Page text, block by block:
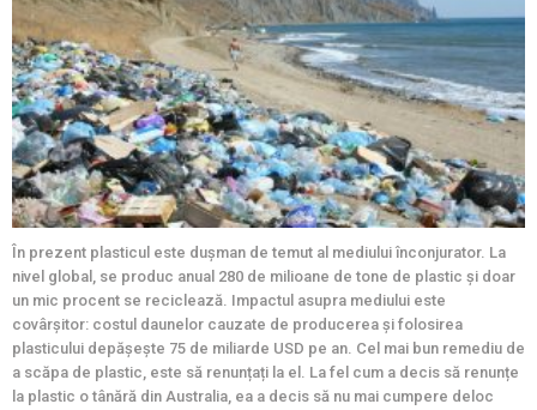
În prezent plasticul este dușman de temut al mediului înconjurator. La
nivel global, se produc anual 280 de milioane de tone de plastic și doar
un mic procent se reciclează. Impactul asupra mediului este
covârșitor: costul daunelor cauzate de producerea și folosirea
plasticului depășește 75 de miliarde USD pe an. Cel mai bun remediu de
a scăpa de plastic, este să renunțați la el. La fel cum a decis să renunțe
la plastic o tânără din Australia, ea a decis să nu mai cumpere deloc